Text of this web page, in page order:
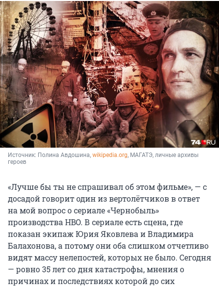
Источник: Полина Авдошина, wikipedia.org, МАГАТЭ, личные архивы
героев
«Лучше бы ты не спрашивал об этом фильме», — с
досадой говорит один из вертолётчиков в ответ
на мой вопрос о сериале «Чернобыль»
производства HBO. В сериале есть сцена, где
показан экипаж Юрия Яковлева и Владимира
Балахонова, а потому они оба слишком отчетливо
видят массу нелепостей, которых не было. Сегодня
— ровно 35 лет со дня катастрофы, мнения о
причинах и последствиях которой до сих